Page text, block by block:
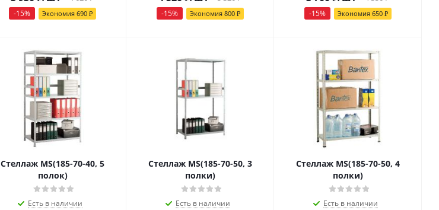
-15% Экономия 690₽ -15% Экономия 800₽ -15% Экономия 650₽
Стеллаж MS(185-70-40, 5
полок)
Есть в наличии
Стеллаж MS(185-70-50, 3
полки)
Есть в наличии
Стеллаж MS(185-70-50, 4
полки)
Есть в наличии